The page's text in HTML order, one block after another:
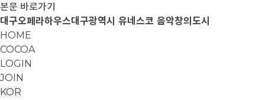
본문 바로가기
대구오페라하우스대구광역시 유네스코 음악창의도시
HOME
COCOA
LOGIN
JOIN
KOR